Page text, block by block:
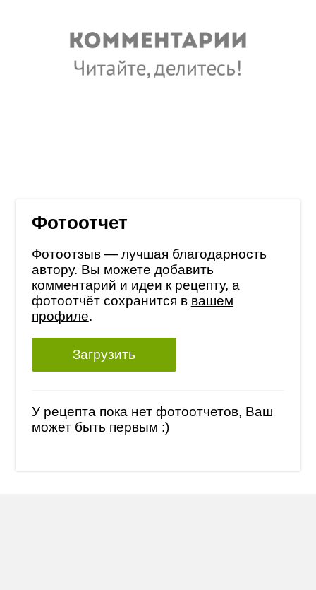
Фотоотчет
Фотоотзыв — лучшая благодарность
автору. Вы можете добавить
комментарий и идеи к рецепту, а
фотоотчёт сохранится в вашем
профиле.
Загрузить
У рецепта пока нет фотоотчетов, Ваш
может быть первым :)